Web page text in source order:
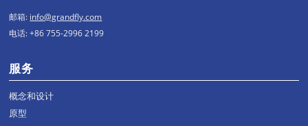
邮箱: info@grandfly.com
电话: +86 755-2996 2199
服务
概念和设计
原型